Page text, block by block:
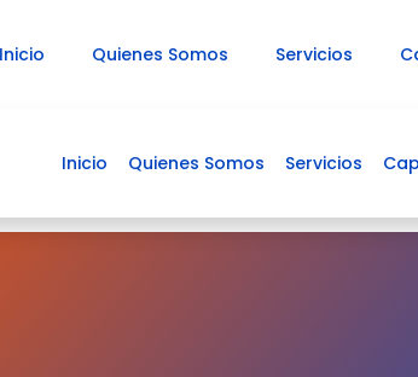
Inicio Quienes Somos Servicios
Inicio Quienes Somos Servicios